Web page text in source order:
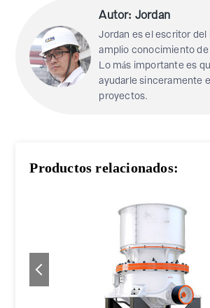
Autor: Jordan
Jordan es el escritor del
amplio conocimiento
Lo más importante es
ayudarle sinceramente
proyectos.
Productos relacionados: